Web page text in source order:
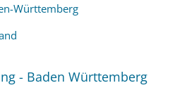
Württemberg
- Baden Württemberg